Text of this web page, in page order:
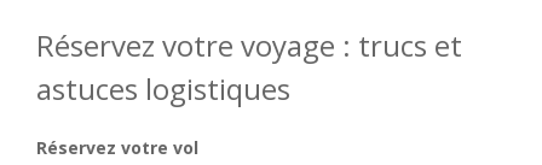
Réservez votre voyage : trucs et
astuces logistiques
Réservez votre vol